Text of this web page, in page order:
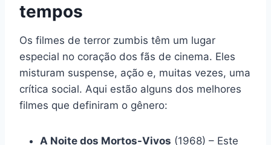
tempos
Os filmes de terror zumbis têm um lugar
especial no coração dos fãs de cinema. Eles
misturam suspense, ação e, muitas vezes, uma
crítica social. Aqui estão alguns dos melhores
filmes que definiram o gênero:
A Noite dos Mortos-Vivos (1968) – Este